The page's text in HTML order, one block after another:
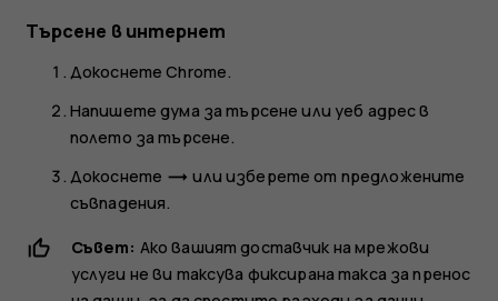
за
Nokia
G21
Търсене в интернет
ДокоснетеChrome.
Напишете дума за търсене или уеб адрес в
полето за търсене.
Докоснете trending_flat или изберете от предложените
съвпадения.
Съвет: Ако вашият доставчик на мрежови
услуги не ви таксува фиксирана такса за пренос